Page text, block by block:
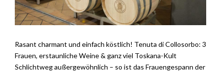
Rasant charmant und einfach köstlich! Tenuta di Collosorbo: 3
Frauen, erstaunliche Weine & ganz viel Toskana-Kult
Schlichtweg außergewöhnlich – so ist das Frauengespann der